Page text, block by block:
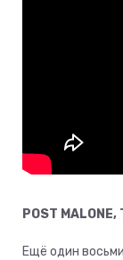
POST MALONE,
Ещё один